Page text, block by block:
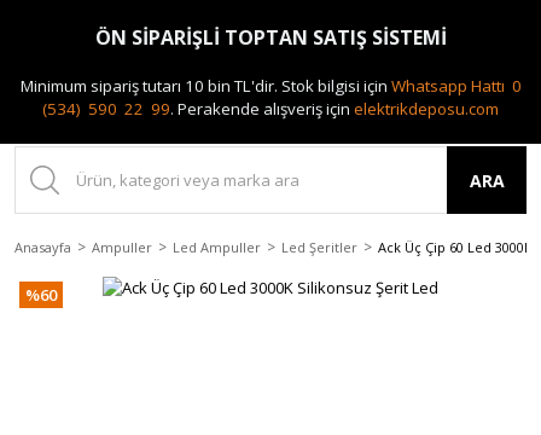
0(212) 240 87 88
ARA
Anasayfa Ampuller Led Ampuller Led Şeritler Ack Üç Çip 60 Led
%60
ÖN SİPARİŞLİ TOPTAN SATIŞ SİSTEMİ
Minimum sipariş tutarı 10 bin TL'dir. Stok bilgisi için Whatsapp Hattı 0
(534) 590 22 99. Perakende alışveriş için elektrikdeposu.com